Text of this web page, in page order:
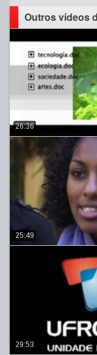
Outros vídeos
26:36
25:49
29:53